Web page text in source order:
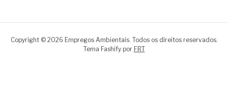
Copyright © 2026 Empregos Ambientais. Todos os direitos reservados.
Tema Fashify por FRT